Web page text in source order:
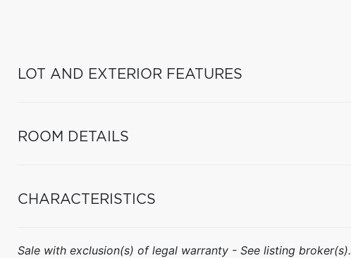
LOT AND EXTERIOR FEATURES
ROOM DETAILS
CHARACTERISTICS
Sale with exclusion(s) of legal warranty - See listing broker(s).